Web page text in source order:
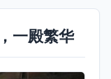
一殿繁华